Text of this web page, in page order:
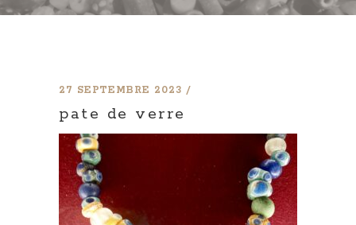
27 SEPTEMBRE 2023
pate de verre